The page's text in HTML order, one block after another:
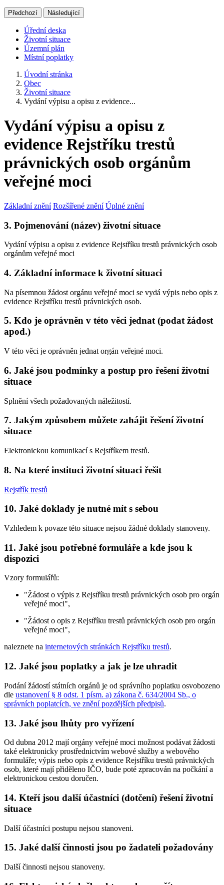
Předchozí Následující
Úřední deska
Životní situace
Územní plán
Místní poplatky
Úvodní stránka
Obec
Životní situace
Vydání výpisu a opisu z evidence...
Vydání výpisu a opisu z
evidence Rejstříku trestů
právnických osob orgánům
veřejné moci
Základní znění Rozšířené znění Úplné znění
3. Pojmenování (název) životní situace
Vydání výpisu a opisu z evidence Rejstříku trestů právnických osob
orgánům veřejné moci
4. Základní informace k životní situaci
Na písemnou žádost orgánu veřejné moci se vydá výpis nebo opis z
evidence Rejstříku trestů právnických osob.
5. Kdo je oprávněn v této věci jednat (podat žádost
apod.)
V této věci je oprávněn jednat orgán veřejné moci.
6. Jaké jsou podmínky a postup pro řešení životní
situace
Splnění všech požadovaných náležitostí.
7. Jakým způsobem můžete zahájit řešení životní
situace
Elektronickou komunikací s Rejstříkem trestů.
8. Na které instituci životní situaci řešit
Rejstřík trestů
10. Jaké doklady je nutné mít s sebou
Vzhledem k povaze této situace nejsou žádné doklady stanoveny.
11. Jaké jsou potřebné formuláře a kde jsou k
dispozici
Vzory formulářů:
"Žádost o výpis z Rejstříku trestů právnických osob pro orgán
veřejné moci",
"Žádost o opis z Rejstříku trestů právnických osob pro orgán
veřejné moci",
naleznete na internetových stránkách Rejstříku trestů.
12. Jaké jsou poplatky a jak je lze uhradit
Podání žádostí státních orgánů je od správního poplatku osvobozeno
dle ustanovení § 8 odst. 1 písm. a) zákona č. 634/2004 Sb., o
správních poplatcích, ve znění pozdějších předpisů.
13. Jaké jsou lhůty pro vyřízení
Od dubna 2012 mají orgány veřejné moci možnost podávat žádosti
také elektronicky prostřednictvím webové služby a webového
formuláře; výpis nebo opis z evidence Rejstříku trestů právnických
osob, které mají přiděleno IČO, bude poté zpracován na počkání a
elektronickou cestou doručen.
14. Kteří jsou další účastníci (dotčení) řešení životní
situace
Další účastníci postupu nejsou stanoveni.
15. Jaké další činnosti jsou po žadateli požadovány
Další činnosti nejsou stanoveny.